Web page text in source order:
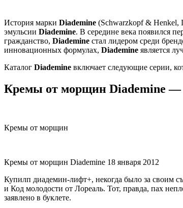
История марки Diademine (Schwarzkopf & Henkel,
эмульсии Diademine. В середине века появился
гражданство, Diademine стал лидером среди
инновационных формулах, Diademine является
Каталог Diademine включает следующие серии,
Кремы от морщин Diademine
Кремы от морщин
Кремы от морщин Diademine 18 января 2012
Купилп диадемин-лифт+, некогда было за своим
и Код молодости от Лореаль. Тот, правда, пах
заявлено в буклете.